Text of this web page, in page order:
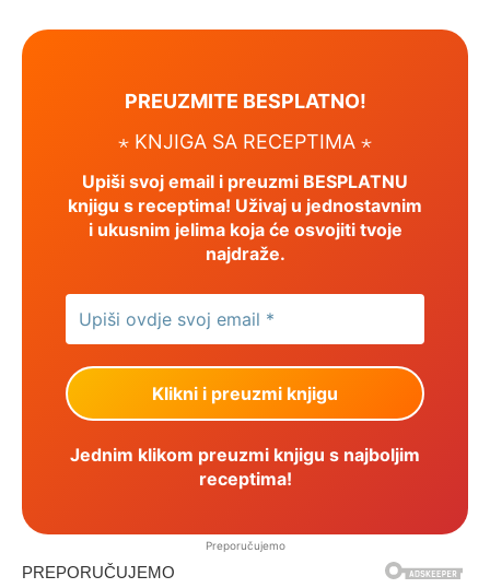
PREUZMITE BESPLATNO!
⋆ KNJIGA SA RECEPTIMA ⋆
Upiši svoj email i preuzmi BESPLATNU
knjigu s receptima! Uživaj u jednostavnim
i ukusnim jelima koja će osvojiti tvoje
najdraže.
Jednim klikom preuzmi knjigu s najboljim
receptima!
Preporučujemo